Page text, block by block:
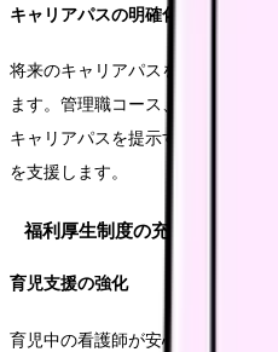
キャリアパスの明確化
将来のキャリアパスを可視化し、
ます。管理職コース、専門職コー
キャリアパスを提示することで、
を支援します。
福利厚生制度の充実
育児支援の強化
育児中の看護師が安心して働ける